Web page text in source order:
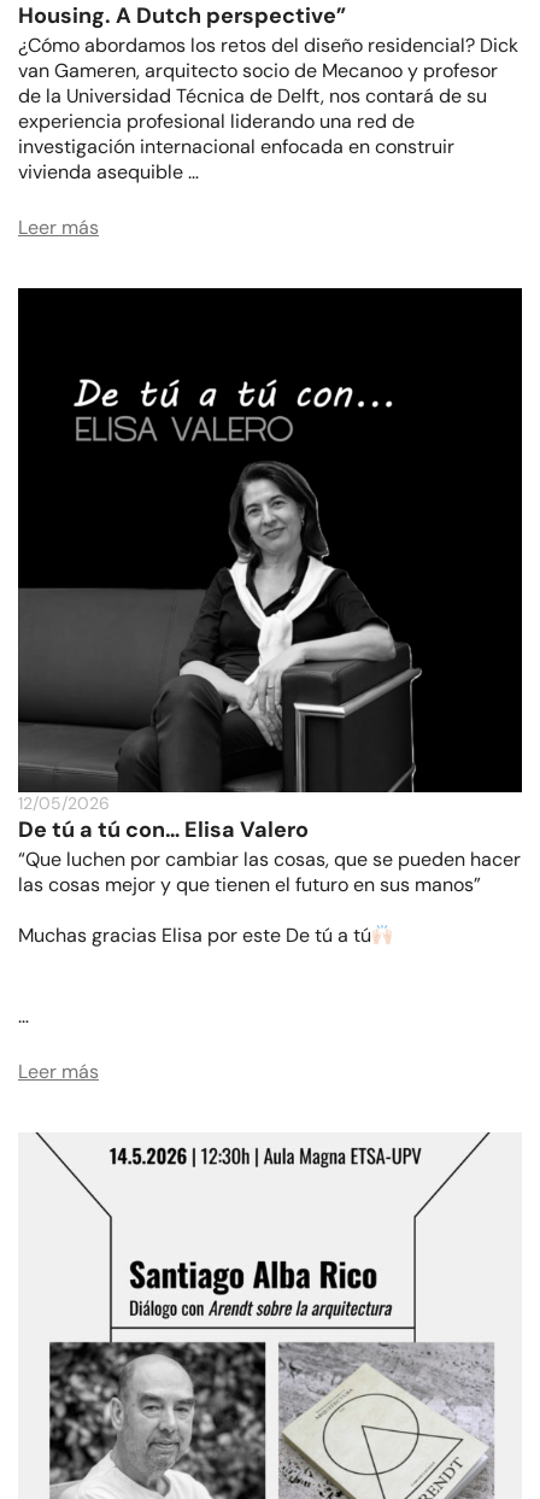
Housing. A Dutch perspective”
¿Cómo abordamos los retos del diseño residencial? Dick
van Gameren, arquitecto socio de Mecanoo y profesor
de la Universidad Técnica de Delft, nos contará de su
experiencia profesional liderando una red de
investigación internacional enfocada en construir
vivienda asequible…
Leer más
12/05/2026
De tú a tú con… Elisa Valero
“Que luchen por cambiar las cosas, que se pueden hacer
las cosas mejor y que tienen el futuro en sus manos”
Muchas gracias Elisa por este De tú a tú
…
Leer más